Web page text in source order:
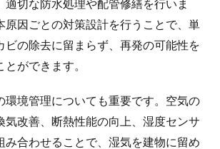
適切な防水処理や配管修繕を行いま
原因ごとの対策設計を行うことで、単
ビの除去に留まらず、再発の可能性を
ができます。
環境管理についても重要です。空気の
気改善、断熱性能の向上、湿度センサ
み合わせることで、湿気を建物に留め